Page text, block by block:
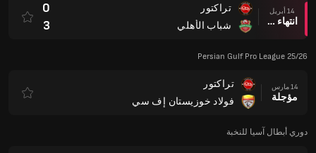
14 أبريل
انتهاء وقت المباراة
تراكتور
شباب الأهلي
0
3
Persian Gulf Pro League 25/26
14 مارس
مؤجلة
تراكتور
فولاد خوزيستان إف سي
دوري أبطال آسيا للنخبة